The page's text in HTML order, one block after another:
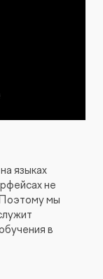
языках
не
Поэтому мы
в